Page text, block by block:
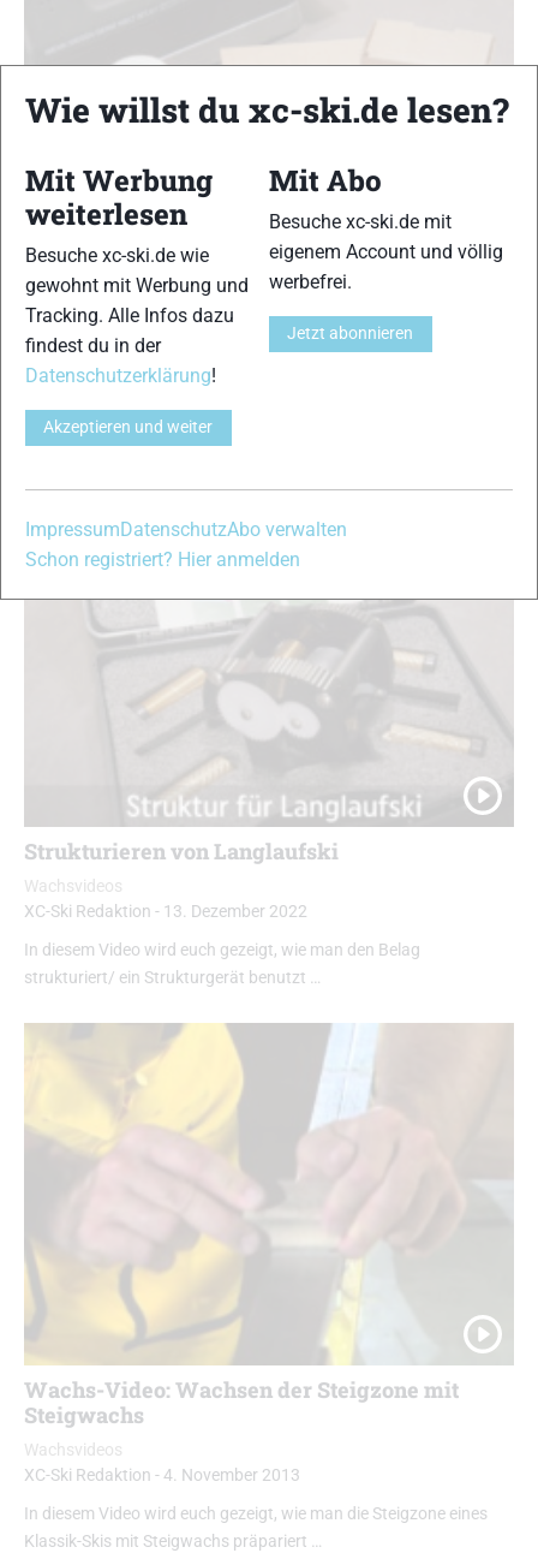
Wachs-Video: Wachsen des Fellstreifens
Wachsvideos
XC-Ski Redaktion-14. Dezember 2022
Wie werden Fellstreifen an Langlaufskiern richtig gewachst und
was wird dazu benötigt? Auftragen von Fellwachs – Nordisch
Strukturieren von Langlaufski
Wachsvideos
XC-Ski Redaktion - 13. Dezember 2022
In diesem Video wird euch gezeigt, wie man den Belag
strukturiert/ ein Strukturgerät benutzt …
Wachs-Video: Wachsen der Steigzone mit
Steigwachs
Wachsvideos
XC-Ski Redaktion -4. November 2013
In diesem Video wird euch gezeigt, wie man die Steigzone eines
Klassik-Skis mit Steigwachs präpariert …
Wie willst du xc-ski.de lesen?
Mit Werbung
weiterlesen
Besuche xc-ski.de wie
gewohnt mit Werbung und
Tracking. Alle Infos dazu
findest du in der
Datenschutzerklärung!
Akzeptieren und weiter
Mit Abo
Besuche xc-ski.de mit
eigenem Account und völlig
werbefrei.
Jetzt abonnieren
Impressum DatenschutzAbo verwalten
Schon registriert? Hier anmelden